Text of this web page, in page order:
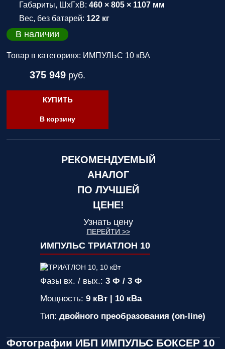
Габариты, ШхГхВ: 460 × 805 × 1107 мм
Вес, без батарей: 122 кг
В наличии
Товар в категориях: ИМПУЛЬС 10 кВА
375 949 руб.
КУПИТЬ
В корзину
РЕКОМЕНДУЕМЫЙ
АНАЛОГ
ПО ЛУЧШЕЙ
ЦЕНЕ!
Узнать цену
ПЕРЕЙТИ >>
ИМПУЛЬС ТРИАТЛОН 10
Фазы вх. / вых.:3 Ф / 3 Ф
Мощность:9 кВт | 10 кВа
Тип:двойного преобразования (on-line)
Фотографии ИБП ИМПУЛЬС БОКСЕР 10